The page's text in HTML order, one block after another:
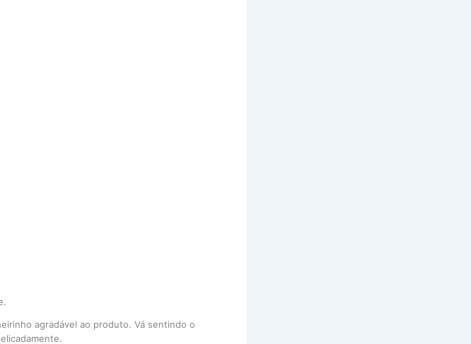
agradável ao produto. Vá sentindo o